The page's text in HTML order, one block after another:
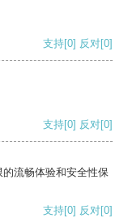
支持[0] 反对[0]
支持[0] 反对[0]
流畅体验和安全性保
支持[0] 反对[0]